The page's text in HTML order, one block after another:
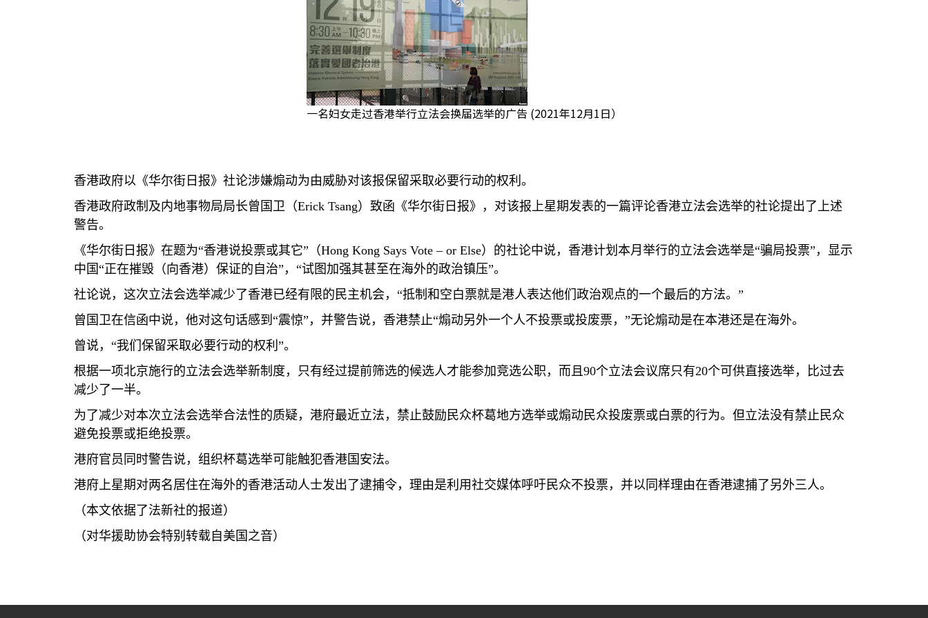
一名妇女走过香港举行立法会换届选举的广告 (2021年12月1日）
香港政府以《华尔街日报》社论涉嫌煽动为由威胁对该报保留采取必要行动的权利。
香港政府政制及内地事物局局长曾国卫（Erick Tsang）致函《华尔街日报》，对该报上星期发表的一篇评论香港立法会选举的社论提出了上述
警告。
《华尔街日报》在题为“香港说投票或其它”（Hong Kong Says Vote–or Else）的社论中说，香港计划本月举行的立法会选举是“骗局投票”，显示
中国“正在摧毁（向香港）保证的自治”，“试图加强其甚至在海外的政治镇压”。
社论说，这次立法会选举减少了香港已经有限的民主机会，“抵制和空白票就是港人表达他们政治观点的一个最后的方法。”
曾国卫在信函中说，他对这句话感到“震惊”，并警告说，香港禁止“煽动另外一个人不投票或投废票，”无论煽动是在本港还是在海外。
曾说，“我们保留采取必要行动的权利”。
根据一项北京施行的立法会选举新制度，只有经过提前筛选的候选人才能参加竞选公职，而且90个立法会议席只有20个可供直接选举，比过去
减少了一半。
为了减少对本次立法会选举合法性的质疑，港府最近立法，禁止鼓励民众杯葛地方选举或煽动民众投废票或白票的行为。但立法没有禁止民众
避免投票或拒绝投票。
港府官员同时警告说，组织杯葛选举可能触犯香港国安法。
港府上星期对两名居住在海外的香港活动人士发出了逮捕令，理由是利用社交媒体呼吁民众不投票，并以同样理由在香港逮捕了另外三人。
（本文依据了法新社的报道）
（对华援助协会特别转载自美国之音）